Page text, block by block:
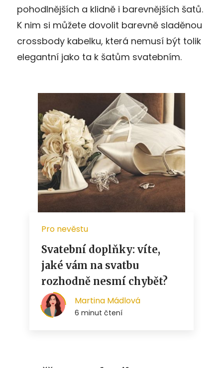
pohodlnějších a klidně i barevnějších šatů.
K nim si můžete dovolit barevně sladěnou
crossbody kabelku, která nemusí být tolik
elegantní jako ta k šatům svatebním.